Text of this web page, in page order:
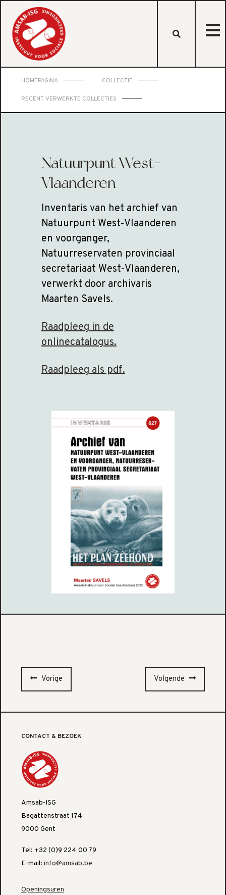
HOMEPAGINA COLLECTIE
RECENT VERWERKTE COLLECTIES
Natuurpunt West-
Vlaanderen
Inventaris van het archief van
Natuurpunt West-Vlaanderen
en voorganger,
Natuurreservaten provinciaal
secretariaat West-Vlaanderen,
verwerkt door archivaris
Maarten Savels.
Raadpleeg in de
onlinecatalogus.
Raadpleeg als pdf.
Vorige Volgende
CONTACT & BEZOEK
Amsab-ISG
Bagattenstraat 174
9000 Gent
Tel: +32 (0)9 224 00 79
E-mail: info@amsab.be
Openingsuren